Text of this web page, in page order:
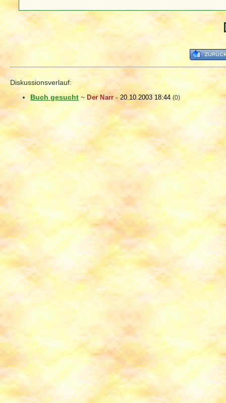
Diskussionsverlauf:
Buch gesucht ~ Der Narr -20.10.2003 18:44 (0)